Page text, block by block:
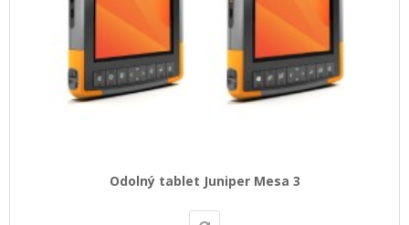
Odolný tablet Juniper Mesa 3